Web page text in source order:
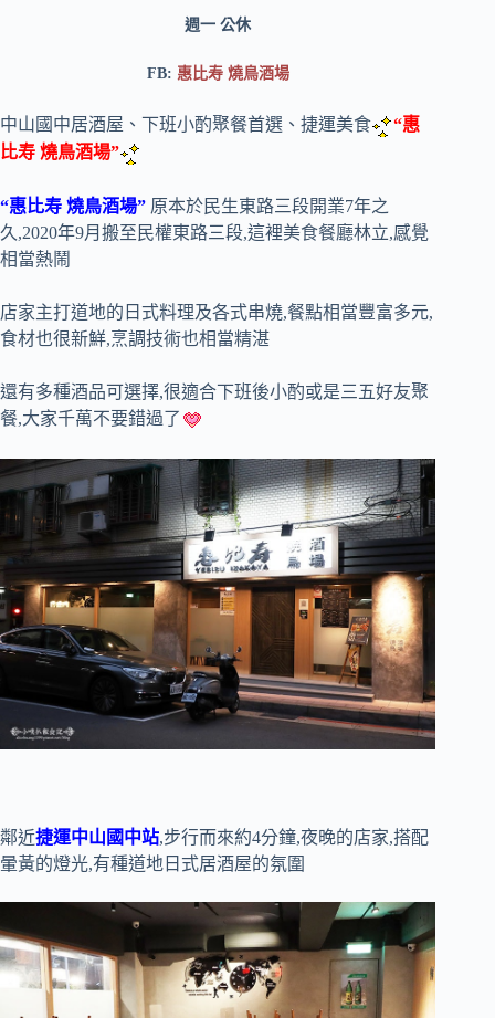
週一 公休
FB: 惠比寿 燒鳥酒場
中山國中居酒屋、下班小酌聚餐首選、捷運美食
“惠
比寿 燒鳥酒場”
“惠比寿 燒鳥酒場” 原本於民生東路三段開業7年之
久,2020年9月搬至民權東路三段,這裡美食餐廳林立,感覺
相當熱鬧
店家主打道地的日式料理及各式串燒,餐點相當豐富多元,
食材也很新鮮,烹調技術也相當精湛
還有多種酒品可選擇,很適合下班後小酌或是三五好友聚
餐,大家千萬不要錯過了
鄰近捷運中山國中站,步行而來約4分鐘,夜晚的店家,搭配
暈黃的燈光,有種道地日式居酒屋的氛圍